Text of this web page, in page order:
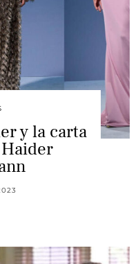
y la carta